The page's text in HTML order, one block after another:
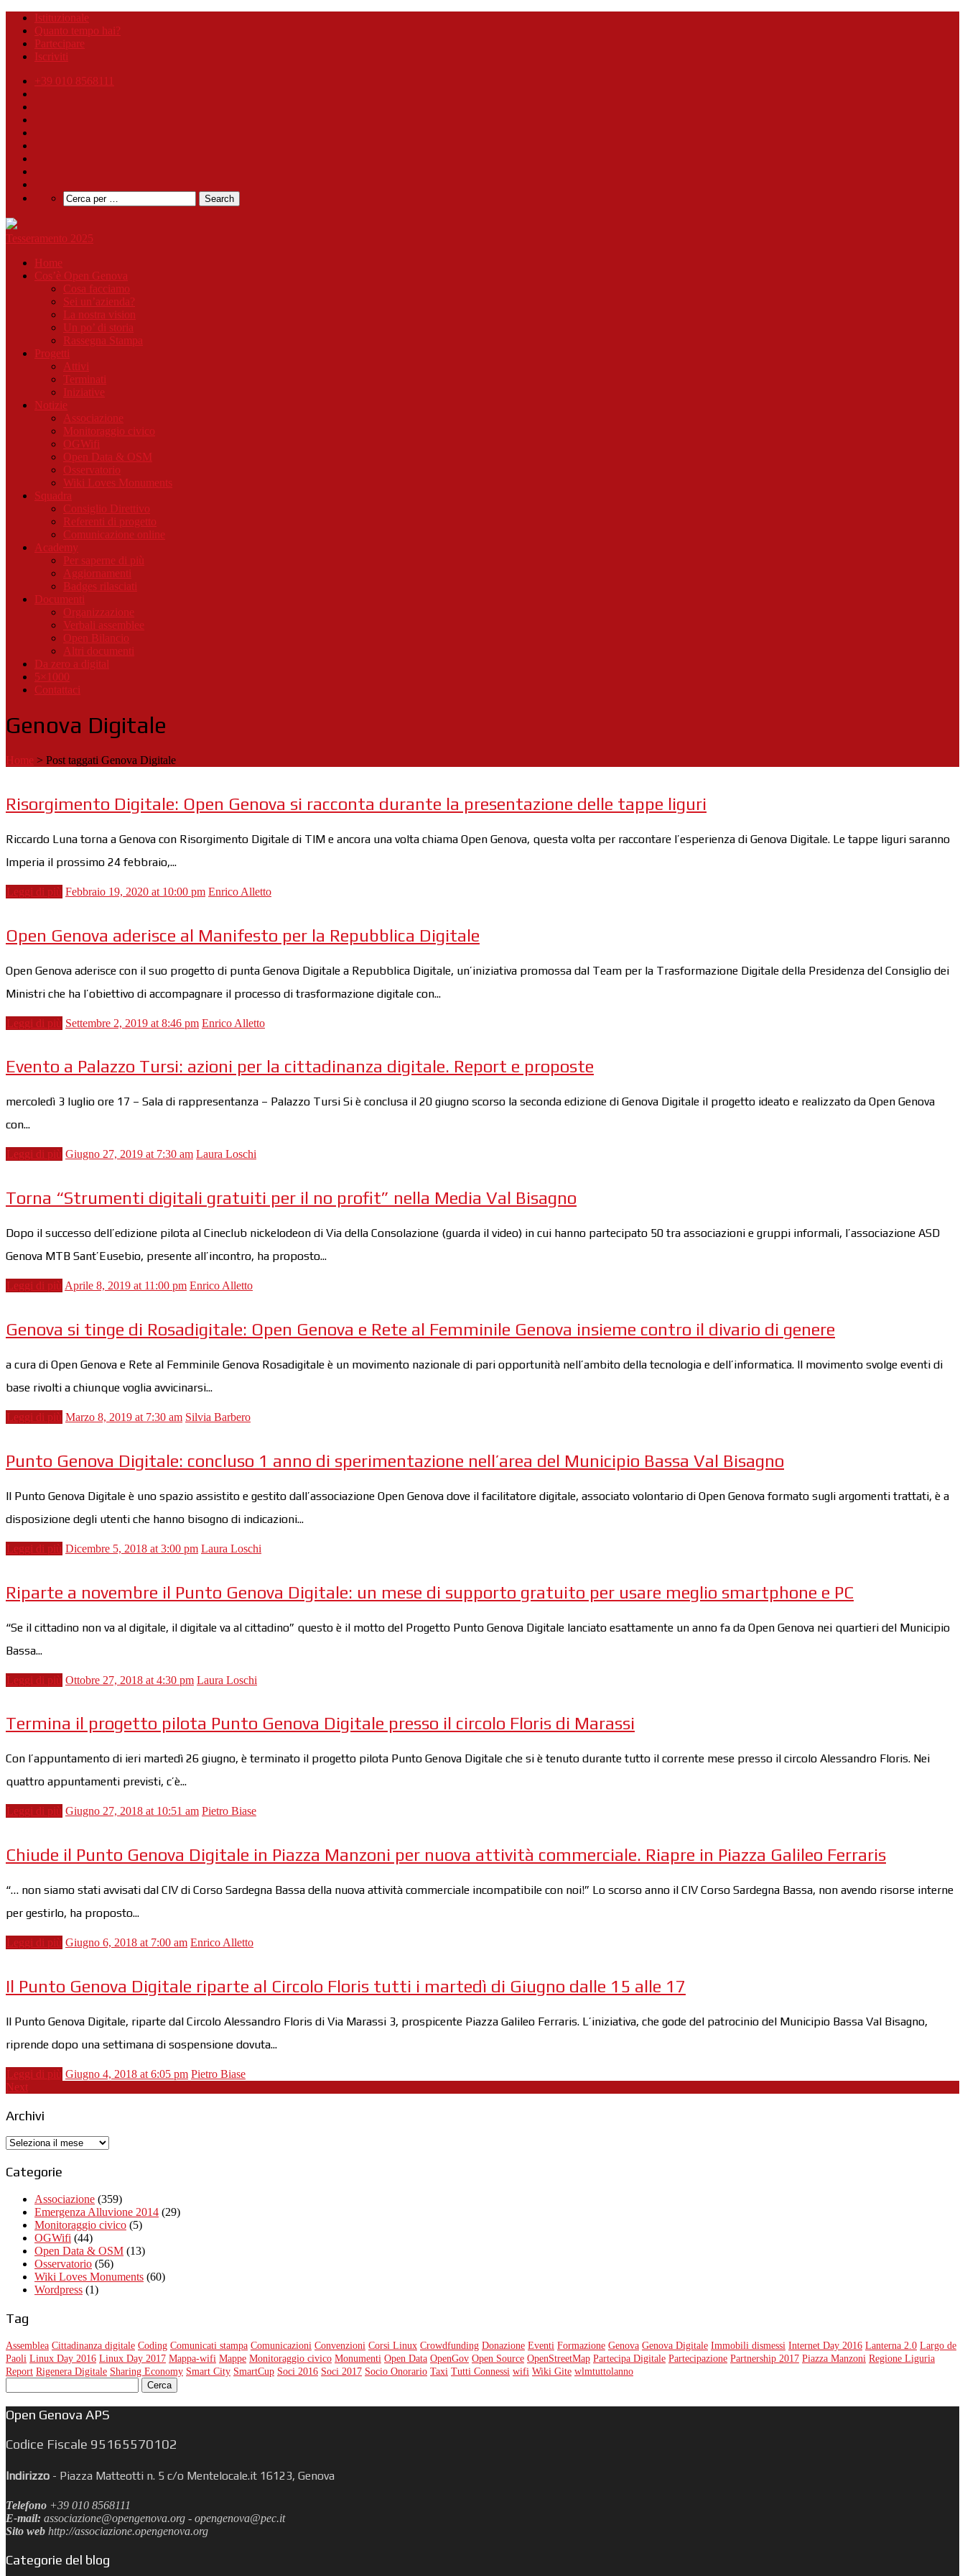
Istituzionale
Quanto tempo hai?
Partecipare
Iscriviti
+39 010 8568111
Tesseramento 2025
Home
Cos’è Open Genova
Cosa facciamo
Sei un’azienda?
La nostra vision
Un po’ di storia
Rassegna Stampa
Progetti
Attivi
Terminati
Iniziative
Notizie
Associazione
Monitoraggio civico
OGWifi
Open Data & OSM
Osservatorio
Wiki Loves Monuments
Squadra
Consiglio Direttivo
Referenti di progetto
Comunicazione online
Academy
Per saperne di più
Aggiornamenti
Badges rilasciati
Documenti
Organizzazione
Verbali assemblee
Open Bilancio
Altri documenti
Da zero a digital
5×1000
Contattaci
Genova Digitale
Home > Post taggati Genova Digitale
Risorgimento Digitale: Open Genova si racconta durante la presentazione delle tappe liguri
Riccardo Luna torna a Genova con Risorgimento Digitale di TIM e ancora una volta chiama Open Genova, questa volta per raccontare l’esperienza di Genova Digitale. Le tappe liguri saranno
Imperia il prossimo 24 febbraio,...
Leggi di più Febbraio 19, 2020 at 10:00 pm Enrico Alletto
Open Genova aderisce al Manifesto per la Repubblica Digitale
Open Genova aderisce con il suo progetto di punta Genova Digitale a Repubblica Digitale, un’iniziativa promossa dal Team per la Trasformazione Digitale della Presidenza del Consiglio dei
Ministri che ha l’obiettivo di accompagnare il processo di trasformazione digitale con...
Leggi di più Settembre 2, 2019 at 8:46 pm Enrico Alletto
Evento a Palazzo Tursi: azioni per la cittadinanza digitale. Report e proposte
mercoledì 3 luglio ore 17 – Sala di rappresentanza – Palazzo Tursi Si è conclusa il 20 giugno scorso la seconda edizione di Genova Digitale il progetto ideato e realizzato da Open Genova
con...
Leggi di più Giugno 27, 2019 at 7:30 am Laura Loschi
Torna “Strumenti digitali gratuiti per il no profit” nella Media Val Bisagno
Dopo il successo dell’edizione pilota al Cineclub nickelodeon di Via della Consolazione (guarda il video) in cui hanno partecipato 50 tra associazioni e gruppi informali, l’associazione ASD
Genova MTB Sant’Eusebio, presente all’incontro, ha proposto...
Leggi di più Aprile 8, 2019 at 11:00 pm Enrico Alletto
Genova si tinge di Rosadigitale: Open Genova e Rete al Femminile Genova insieme contro il divario di genere
a cura di Open Genova e Rete al Femminile Genova Rosadigitale è un movimento nazionale di pari opportunità nell’ambito della tecnologia e dell’informatica. Il movimento svolge eventi di
base rivolti a chiunque voglia avvicinarsi...
Leggi di più Marzo 8, 2019 at 7:30 am Silvia Barbero
Punto Genova Digitale: concluso 1 anno di sperimentazione nell’area del Municipio Bassa Val Bisagno
Il Punto Genova Digitale è uno spazio assistito e gestito dall’associazione Open Genova dove il facilitatore digitale, associato volontario di Open Genova formato sugli argomenti trattati, è a
disposizione degli utenti che hanno bisogno di indicazioni...
Leggi di più Dicembre 5, 2018 at 3:00 pm Laura Loschi
Riparte a novembre il Punto Genova Digitale: un mese di supporto gratuito per usare meglio smartphone e PC
“Se il cittadino non va al digitale, il digitale va al cittadino” questo è il motto del Progetto Punto Genova Digitale lanciato esattamente un anno fa da Open Genova nei quartieri del Municipio
Bassa...
Leggi di più Ottobre 27, 2018 at 4:30 pm Laura Loschi
Termina il progetto pilota Punto Genova Digitale presso il circolo Floris di Marassi
Con l’appuntamento di ieri martedì 26 giugno, è terminato il progetto pilota Punto Genova Digitale che si è tenuto durante tutto il corrente mese presso il circolo Alessandro Floris. Nei
quattro appuntamenti previsti, c’è...
Leggi di più Giugno 27, 2018 at 10:51 am Pietro Biase
Chiude il Punto Genova Digitale in Piazza Manzoni per nuova attività commerciale. Riapre in Piazza Galileo Ferraris
“… non siamo stati avvisati dal CIV di Corso Sardegna Bassa della nuova attività commerciale incompatibile con noi!” Lo scorso anno il CIV Corso Sardegna Bassa, non avendo risorse interne
per gestirlo, ha proposto...
Leggi di più Giugno 6, 2018 at 7:00 am Enrico Alletto
Il Punto Genova Digitale riparte al Circolo Floris tutti i martedì di Giugno dalle 15 alle 17
Il Punto Genova Digitale, riparte dal Circolo Alessandro Floris di Via Marassi 3, prospicente Piazza Galileo Ferraris. L’iniziativa, che gode del patrocinio del Municipio Bassa Val Bisagno,
riprende dopo una settimana di sospensione dovuta...
Leggi di più Giugno 4, 2018 at 6:05 pm Pietro Biase
Next
Archivi
Archivi
Categorie
Associazione (359)
Emergenza Alluvione 2014 (29)
Monitoraggio civico (5)
OGWifi (44)
Open Data & OSM (13)
Osservatorio (56)
Wiki Loves Monuments (60)
Wordpress (1)
Tag
Assemblea Cittadinanza digitale Coding Comunicati stampa Comunicazioni Convenzioni Corsi Linux Crowdfunding Donazione Eventi Formazione Genova Genova Digitale Immobili dismessi Internet Day 2016 Lanterna 2.0 Largo de
Paoli Linux Day 2016 Linux Day 2017 Mappa-wifi Mappe Monitoraggio civico Monumenti Open Data OpenGov Open Source OpenStreetMap Partecipa Digitale Partecipazione Partnership 2017 Piazza Manzoni Regione Liguria
Report Rigenera Digitale Sharing Economy Smart City SmartCup Soci 2016 Soci 2017 Socio Onorario Taxi Tutti Connessi wifi Wiki Gite wlmtuttolanno
per:
Open Genova APS
Codice Fiscale 95165570102
Indirizzo - Piazza Matteotti n. 5 c/o Mentelocale.it 16123, Genova
Telefono +39 010 8568111
E-mail: associazione@opengenova.org - opengenova@pec.it
Sito web http://associazione.opengenova.org
Categorie del blog